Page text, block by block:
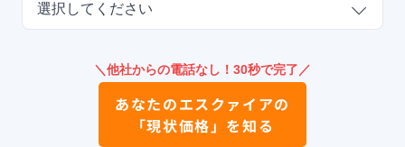
選択してください
＼他社からの電話なし！30秒で完了／
あなたのエスクァイアの
「現状価格」を知る